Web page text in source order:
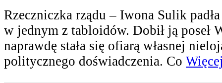
Rzeczniczka rządu – Iwona Sulik
w jednym z tabloidów. Dobił ją poseł
naprawdę stała się ofiarą własnej
politycznego doświadczenia. Co